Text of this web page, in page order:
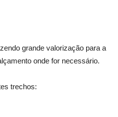
grande valorização para a
onde for necessário.
trechos: